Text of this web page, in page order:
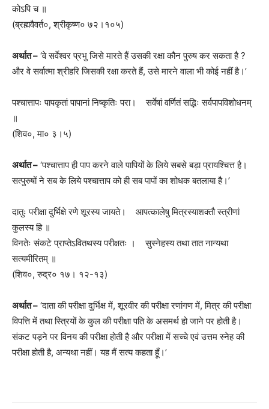
कोऽपि च ॥
(ब्रह्मवैवर्त०, श्रीकृष्ण० ७२।१०५)
अर्थात – ‘वे सर्वेश्वर प्रभु जिसे मारते हैं उसकी रक्षा कौन पुरुष कर सकता है ?
और वे सर्वात्मा श्रीहरि जिसकी रक्षा करते हैं, उसे मारने वाला भी कोई नहीं है।’
पश्चात्तापः पापकृतां पापानां निष्कृतिः परा। सर्वेषां वर्णितं सद्भिः सर्वपापविशोधनम्
॥
(शिव०, मा० ३।५)
अर्थात – ‘पश्चात्ताप ही पाप करने वाले पापियों के लिये सबसे बड़ा प्रायश्चित्त है।
सत्पुरुषों ने सब के लिये पश्चात्ताप को ही सब पापों का शोधक बतलाया है।’
दातुः परीक्षा दुर्भिक्षे रणे शूरस्य जायते। आपत्कालेषु मित्रस्याशक्तौ स्त्रीणां
कुलस्य हि ॥
विनतेः संकटे प्राप्तेऽवितथस्य परीक्षतः । सुस्नेहस्य तथा तात नान्यथा
सत्यमीरितम् ॥
(शिव०, रुद्र० १७। १२-१३)
अर्थात – ‘दाता की परीक्षा दुर्भिक्ष में, शूरवीर की परीक्षा रणांगण में, मित्र की परीक्षा
विपत्ति में तथा स्त्रियों के कुल की परीक्षा पति के असमर्थ हो जाने पर होती है।
संकट पड़ने पर विनय की परीक्षा होती है और परीक्षा में सच्चे एवं उत्तम स्नेह की
परीक्षा होती है, अन्यथा नहीं। यह मैं सत्य कहता हूँ।’